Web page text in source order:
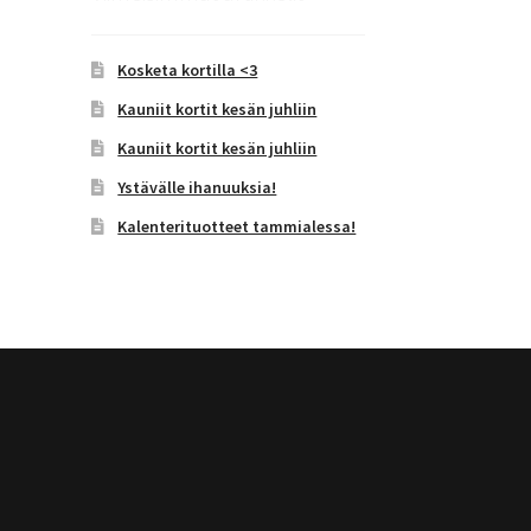
Kosketa kortilla <3
Kauniit kortit kesän juhliin
Kauniit kortit kesän juhliin
Ystävälle ihanuuksia!
Kalenterituotteet tammialessa!